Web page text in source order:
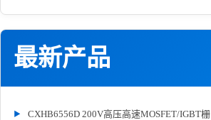
最新产品
CXHB6556D 200V高压高速MOSFET/IGBT栅